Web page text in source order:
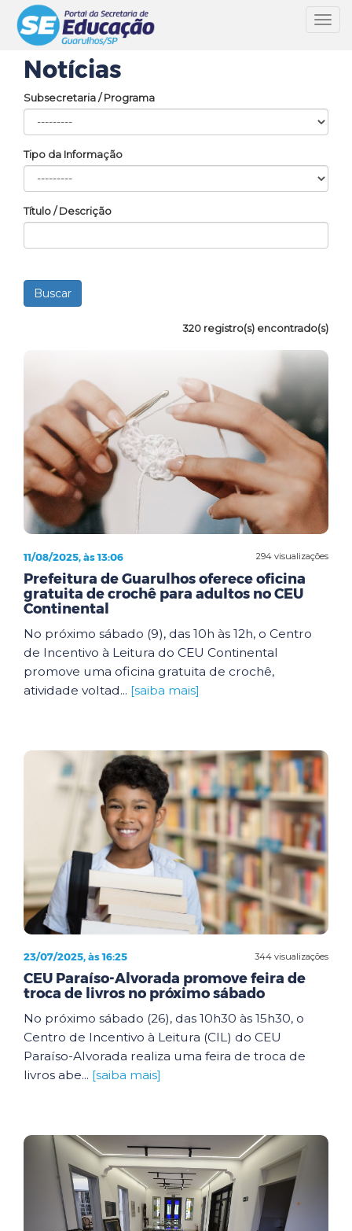
Notícias
Subsecretaria / Programa
Tipo da Informação
Título / Descrição
320 registro(s) encontrado(s)
294 visualizações
11/08/2025, às 13:06
Prefeitura de Guarulhos oferece oficina
gratuita de crochê para adultos no CEU
Continental
No próximo sábado (9), das 10h às 12h, o Centro
de Incentivo à Leitura do CEU Continental
promove uma oficina gratuita de crochê,
atividade voltad... [saiba mais]
344 visualizações
23/07/2025, às 16:25
CEU Paraíso-Alvorada promove feira de
troca de livros no próximo sábado
No próximo sábado (26), das 10h30 às 15h30, o
Centro de Incentivo à Leitura (CIL) do CEU
Paraíso-Alvorada realiza uma feira de troca de
livros abe... [saiba mais]